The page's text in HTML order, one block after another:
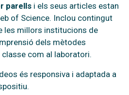
parells i els seus articles estan
of Science. Inclou contingut
les millors institucions de
dels mètodes
com al laboratori.
és responsiva i adaptada a